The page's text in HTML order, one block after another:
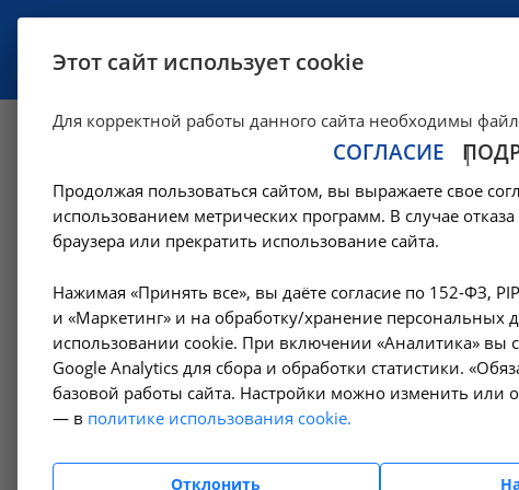
Материально
Соцобеспечение — Материально техническое-обеспечение
Регистрационные данные
Структура
Этот сайт использует cookie
Для корректной работы данного сайта необходимы
СОГЛАСИЕ
Продолжая пользоваться сайтом, вы выражаете свое
использованием метрических программ. В случае
браузера или прекратить использование сайта.
Нажимая «Принять все», вы даёте согласие по 152-ФЗ,
и «Маркетинг» и на обработку/хранение
использовании cookie. При включении «Аналитика» вы
Google Analytics для сбора и обработки статистики.
базовой работы сайта. Настройки можно изменить или
— в политике использования cookie.
Отклонить